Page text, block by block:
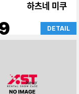
하츠네 미쿠
DETAIL